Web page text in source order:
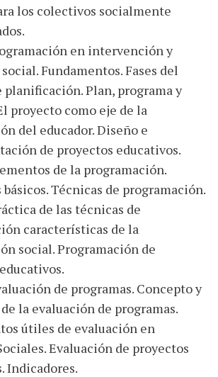
los colectivos socialmente
en intervención y
Fundamentos. Fases del
planificación. Plan, programa y
proyecto como eje de la
del educador. Diseño e
de proyectos educativos.
de la programación.
Técnicas de programación.
de las técnicas de
características de la
social. Programación de
de programas. Concepto y
la evaluación de programas.
útiles de evaluación en
Evaluación de proyectos
Indicadores.